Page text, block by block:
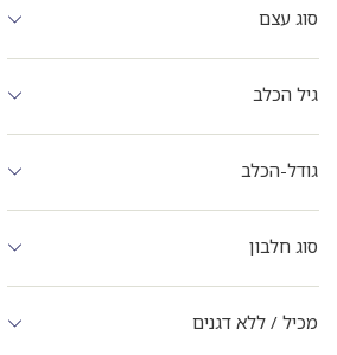
סוג עצם
גיל הכלב
גודל-הכלב
סוג חלבון
מכיל / ללא דגנים